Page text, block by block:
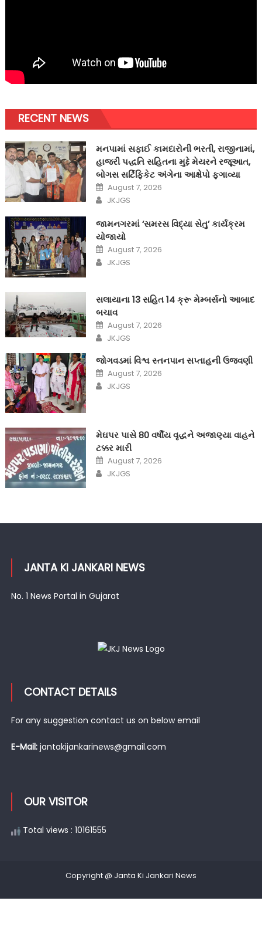
RECENT NEWS
મનપામાં સફાઈ કામદારોની ભરતી, રાજીનામાં,
હાજરી પદ્ધતિ સહિતના મુદ્દે મેયરને રજૂઆત,
બોગસ સર્ટિફિકેટ અંગેના આક્ષેપો ફગાવ્યા
Posted
on
August 7, 2026
Author
JKJGS
જામનગરમાં ‘સમરસ વિદ્યા સેતુ’ કાર્યક્રમ
યોજાયો
Posted
on
August 7, 2026
Author
JKJGS
સલાયાના 13 સહિત 14 ક્રૂ મેમ્બર્સનો આબાદ
બચાવ‎
Posted
on
August 7, 2026
Author
JKJGS
જોગવડમાં વિશ્વ સ્તનપાન સપ્તાહની ઉજવણી
Posted
on
August 7, 2026
Author
JKJGS
મેઘપર પાસે 80 વર્ષીય વૃદ્ધને અજાણ્યા વાહને
ટક્કર મારી
Posted
on
August 7, 2026
Author
JKJGS
JANTA KI JANKARI NEWS
No. 1 News Portal in Gujarat
CONTACT DETAILS
For any suggestion contact us on below email
E-Mail: jantakijankarinews@gmail.com
OUR VISITOR
Total views : 10161555
Copyright @ Janta Ki Jankari News